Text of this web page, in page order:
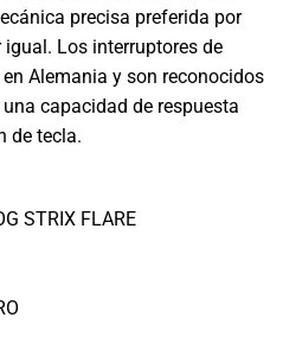
precisa preferida por
Los interruptores de
Alemania y son reconocidos
capacidad de respuesta
de tecla.
STRIX FLARE